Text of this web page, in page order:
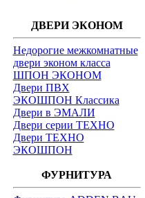
ДВЕРИ ЭКОНОМ
Недорогие межкомнатные
двери эконом класса
ШПОН ЭКОНОМ
Двери ПВХ
ЭКОШПОН Классика
Двери в ЭМАЛИ
Двери серии ТЕХНО
Двери ТЕХНО
ЭКОШПОН
ФУРНИТУРА